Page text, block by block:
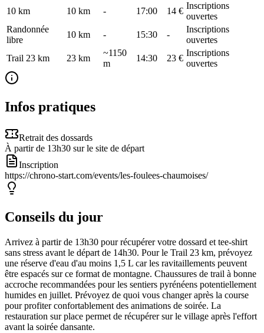
10 km
10 km - 17:00 14 €
Inscriptions
ouvertes
Randonnée
libre
10 km - 15:30 -
Inscriptions
ouvertes
Trail 23 km
23 km
~1150
m
14:30 23 €
Inscriptions
ouvertes
Infos pratiques
Retrait des dossards
À partir de 13h30 sur le site de départ
Inscription
https://chrono-start.com/events/les-foulees-chaumoises/
Conseils du jour
Arrivez à partir de 13h30 pour récupérer votre dossard et tee-shirt
sans stress avant le départ de 14h30. Pour le Trail 23 km, prévoyez
une réserve d'eau d'au moins 1,5 L car les ravitaillements peuvent
être espacés sur ce format de montagne. Chaussures de trail à bonne
accroche recommandées pour les sentiers pyrénéens potentiellement
humides en juillet. Prévoyez de quoi vous changer après la course
pour profiter confortablement des animations de soirée. La
restauration sur place permet de récupérer sur le village après l'effort
avant la soirée dansante.